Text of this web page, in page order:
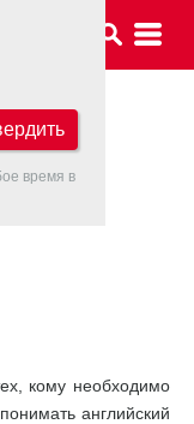
кому необходимо
английский
время в